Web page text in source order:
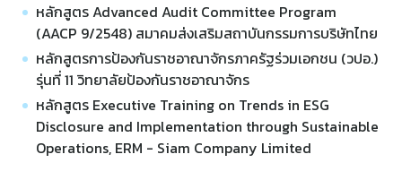
หลักสูตร Advanced Audit Committee Program
(AACP 9/2548) สมาคมส่งเสริมสถาบันกรรมการบริษัทไทย
หลักสูตรการป้องกันราชอาณาจักรภาครัฐร่วมเอกชน (วปอ.)
รุ่นที่ 11 วิทยาลัยป้องกันราชอาณาจักร
หลักสูตร Executive Training on Trends in ESG
Disclosure and Implementation through Sustainable
Operations, ERM - Siam Company Limited